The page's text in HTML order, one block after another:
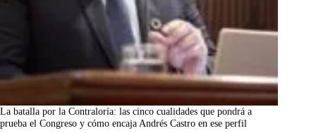
La batalla por la Contraloría: las cinco cualidades que pondrá a
prueba el Congreso y cómo encaja Andrés Castro en ese perfil